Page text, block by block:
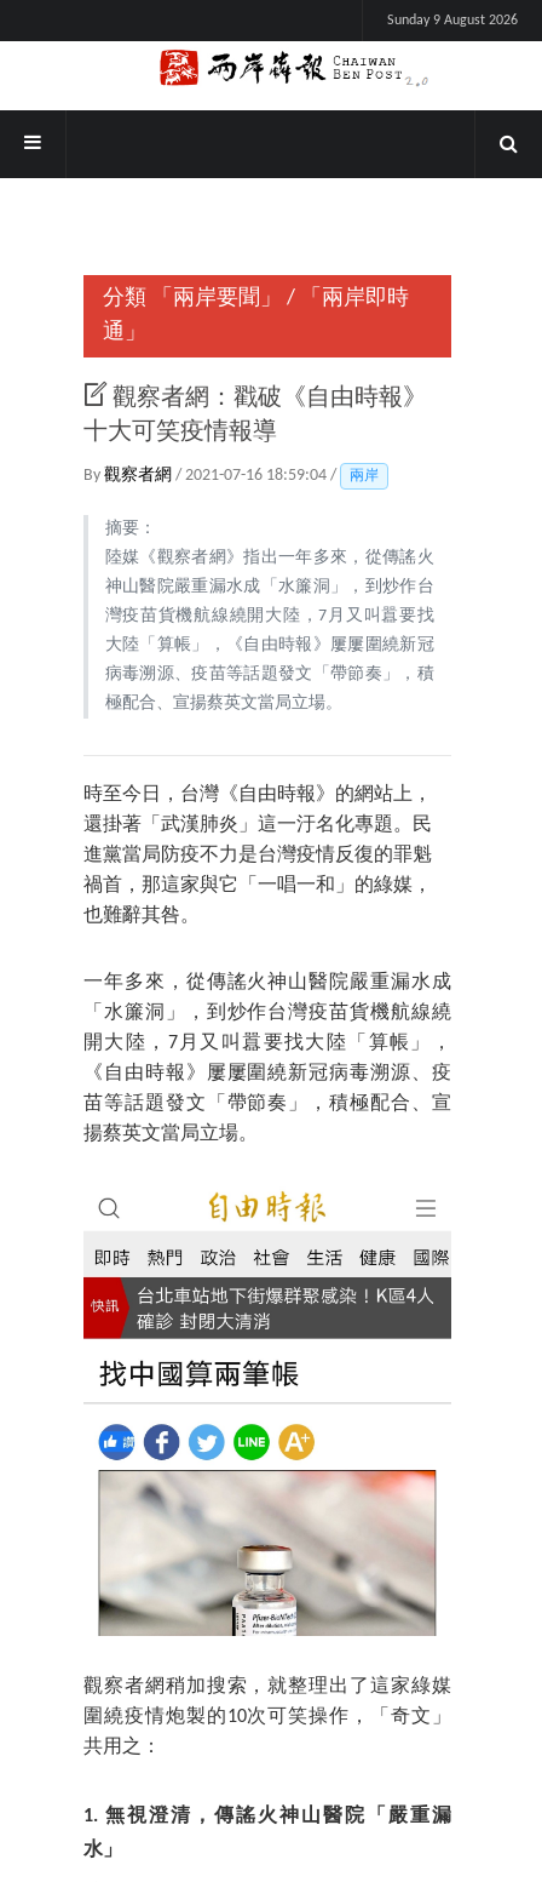
Sunday 9 August 2026
分類 「兩岸要聞」 /
「兩岸即時
通」
觀察者網：戳破《自由時報》
十大可笑疫情報導
By 觀察者網 / 2021-07-16 18:59:04 / 兩岸
摘要：
陸媒《觀察者網》指出一年多來，從傳謠火
神山醫院嚴重漏水成「水簾洞」，到炒作台
灣疫苗貨機航線繞開大陸，7月又叫囂要找
大陸「算帳」，《自由時報》屢屢圍繞新冠
病毒溯源、疫苗等話題發文「帶節奏」，積
極配合、宣揚蔡英文當局立場。
時至今日，台灣《自由時報》的網站上，
還掛著「武漢肺炎」這一汙名化專題。民
進黨當局防疫不力是台灣疫情反復的罪魁
禍首，那這家與它「一唱一和」的綠媒，
也難辭其咎。
一年多來，從傳謠火神山醫院嚴重漏水成
「水簾洞」，到炒作台灣疫苗貨機航線繞
開大陸，7月又叫囂要找大陸「算帳」，
《自由時報》屢屢圍繞新冠病毒溯源、疫
苗等話題發文「帶節奏」，積極配合、宣
揚蔡英文當局立場。
觀察者網稍加搜索，就整理出了這家綠媒
圍繞疫情炮製的10次可笑操作，「奇文」
共用之：
1. 無視澄清，傳謠火神山醫院「嚴重漏
水」